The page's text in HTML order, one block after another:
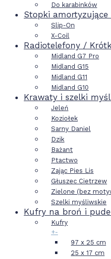
Do karabinków
Stopki amortyzujące
Slip-On
X-Coil
Radiotelefony /
Midland G7 Pro
Midland G15
Midland G11
Midland G10
Krawaty i szelki
Jeleń
Koziołek
Sarny Daniel
Dzik
Bażant
Ptactwo
Zając Pies Lis
Głuszec Cietrzew
Zielone (bez
Szelki myśliwskie
Kufry na broń i
Kufry
+-
97 x 25 cm
25 x 17 cm